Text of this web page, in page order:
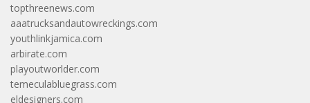
topthreenews.com
aaatrucksandautowreckings.com
youthlinkjamica.com
arbirate.com
playoutworlder.com
temeculabluegrass.com
eldesigners.com